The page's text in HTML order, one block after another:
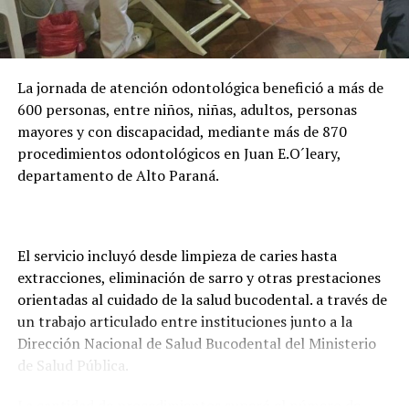
adelantó que la entidad trabaja en una plataforma
digital para facilitar la presentación de documentos y
Asunción o Ciudad del Este para realizar los trámites.
La jornada de atención odontológica benefició a más de
600 personas, entre niños, niñas, adultos, personas
mayores y con discapacidad, mediante más de 870
procedimientos odontológicos en Juan E.O´leary,
departamento de Alto Paraná.
El servicio incluyó desde limpieza de caries hasta
extracciones, eliminación de sarro y otras prestaciones
orientadas al cuidado de la salud bucodental. a través de
un trabajo articulado entre instituciones junto a la
Dirección Nacional de Salud Bucodental del Ministerio
de Salud Pública.